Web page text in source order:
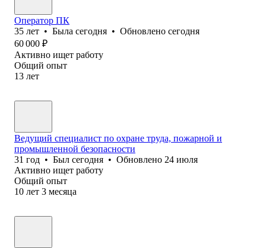
Оператор ПК
35 лет • Была сегодня • Обновлено сегодня
60 000 ₽
Активно ищет работу
Общий опыт
13 лет
Ведущий специалист по охране труда, пожарной и
промышленной безопасности
31 год • Был сегодня • Обновлено 24 июля
Активно ищет работу
Общий опыт
10 лет 3 месяца